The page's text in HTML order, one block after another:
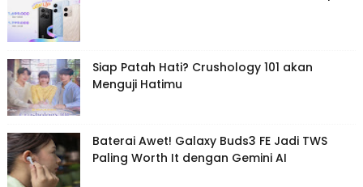
Siap Patah Hati? Crushology 101 akan
Menguji Hatimu
Baterai Awet! Galaxy Buds3 FE Jadi TWS
Paling Worth It dengan Gemini AI